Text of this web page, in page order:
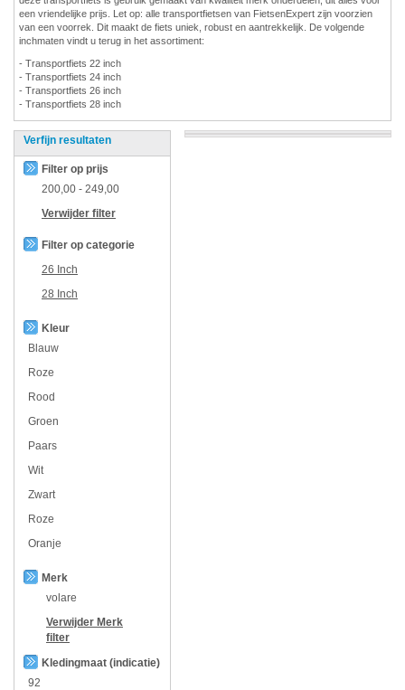
een vriendelijke prijs. Let op: alle transportfietsen van FietsenExpert zijn voorzien
van een voorrek. Dit maakt de fiets uniek, robust en aantrekkelijk. De volgende
inchmaten vindt u terug in het assortiment:
- Transportfiets 22 inch
- Transportfiets 24 inch
- Transportfiets 26 inch
- Transportfiets 28 inch
Verfijn resultaten
Filter op prijs
200,00 - 249,00
Verwijder filter
Filter op categorie
26 Inch
28 Inch
Kleur
Blauw
Roze
Rood
Groen
Paars
Wit
Zwart
Roze
Oranje
Merk
volare
Verwijder Merk
filter
Kledingmaat (indicatie)
92